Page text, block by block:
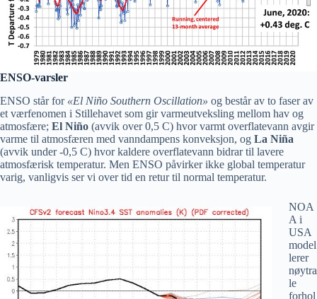
ENSO-varsler
ENSO står for «El Niño Southern Oscillation» og består av to faser av
et værfenomen i Stillehavet som gir varmeutveksling mellom hav og
atmosfære; El Niño (avvik over 0,5 C) hvor varmt overflatevann avgir
varme til atmosfæren med vanndampens konveksjon, og La Niña
(avvik under -0,5 C) hvor kaldere overflatevann bidrar til lavere
atmosfærisk temperatur. Men ENSO påvirker ikke global temperatur
varig, vanligvis ser vi over tid en retur til normal temperatur.
NOA
A i
USA
model
lerer
nøytra
le
forhol